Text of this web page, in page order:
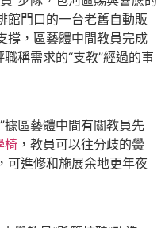
館門口的一台老舊自動販
撐，區藝體中間教員完成
稱需求的“支教”經過的事
區藝體中間有關教員先
椅 ，教員可以往分歧的黌
可進修和施展余地更年夜